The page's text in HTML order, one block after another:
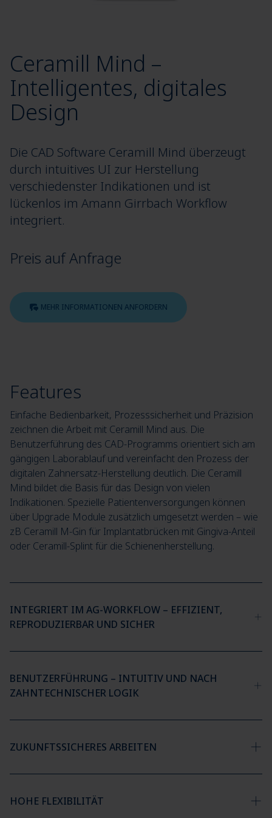
Ceramill Mind –
Intelligentes, digitales
Design
Die CAD Software Ceramill Mind überzeugt
durch intuitives UI zur Herstellung
verschiedenster Indikationen und ist
lückenlos im Amann Girrbach Workflow
integriert.
Preis auf Anfrage
MEHR INFORMATIONEN ANFORDERN
Features
Einfache Bedienbarkeit, Prozesssicherheit und Präzision
zeichnen die Arbeit mit Ceramill Mind aus. Die
Benutzerführung des CAD-Programms orientiert sich am
gängigen Laborablauf und vereinfacht den Prozess der
digitalen Zahnersatz-Herstellung deutlich. Die Ceramill
Mind bildet die Basis für das Design von vielen
Indikationen. Spezielle Patientenversorgungen können
über Upgrade Module zusätzlich umgesetzt werden – wie
zB Ceramill M-Gin für Implantatbrücken mit Gingiva-Anteil
oder Ceramill-Splint für die Schienenherstellung.
INTEGRIERT IM AG-WORKFLOW – EFFIZIENT,
REPRODUZIERBAR UND SICHER
BENUTZERFÜHRUNG – INTUITIV UND NACH
ZAHNTECHNISCHER LOGIK
ZUKUNFTSSICHERES ARBEITEN
HOHE FLEXIBILITÄT